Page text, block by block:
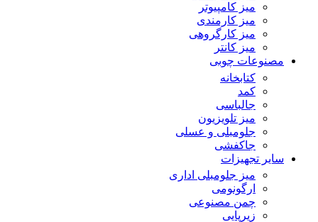
میز کامپیوتر
میز کارمندی
میز کارگروهی
میز کانتر
مصنوعات چوبی
کتابخانه
کمد
جالباسی
میز تلویزیون
جلومبلی و عسلی
جاکفشی
سایر تجهیزات
میز جلومبلی اداری
ارگونومی
چمن مصنوعی
زیرپایی